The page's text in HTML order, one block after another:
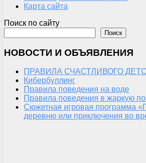
Карта сайта
Поиск по сайту
Поиск
НОВОСТИ И ОБЪЯВЛЕНИЯ
ПРАВИЛА СЧАСТЛИВОГО
Кибербуллинг
Правила поведения на воде
Правила поведения в жаркую
Сюжетная игровая программа
деревню или приключения во